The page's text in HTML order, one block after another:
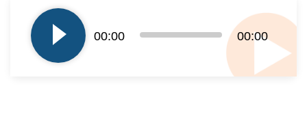
plików
dźwiękowych
00:00 00:00